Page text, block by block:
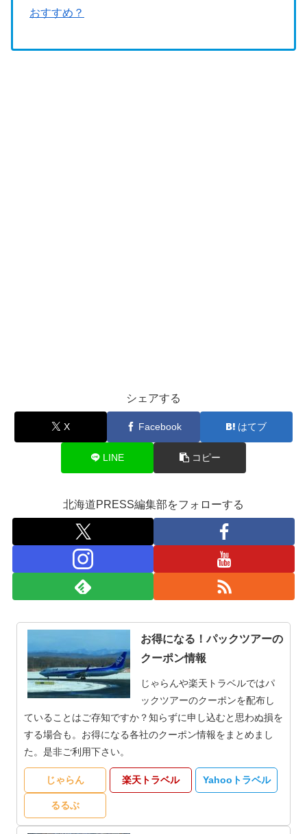
おすすめ？
シェアする
X Facebook はてブ
LINE コピー
北海道PRESS編集部をフォローする
お得になる！パックツアーの
クーポン情報
じゃらんや楽天トラベルではパ
ックツアーのクーポンを配布し
ていることはご存知ですか？知らずに申し込むと思わぬ損を
する場合も。お得になる各社のクーポン情報をまとめまし
た。是非ご利用下さい。
じゃらん 楽天トラベル Yahooトラベル
るるぶ